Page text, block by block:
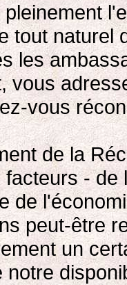
tout naturel
les
vous
vous
de la
-
de
peut-être
un